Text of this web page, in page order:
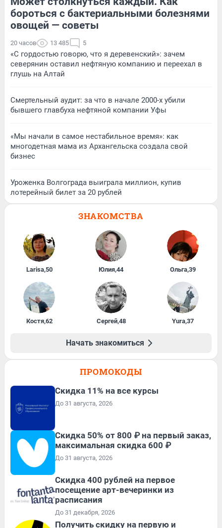
бороться с бактериальными болезнями
овощей — советы
20 часов 13 485 5
«С гордостью говорю, что я деревенский»: зачем
северянин оставил нефтяную компанию и переехал в
глушь на Алтай
Смертельный аудит: за что в начале 2000-х убили
бывшего главбуха нефтяной компании Уфы
«Мы начали в самое нестабильное время»: как
многодетная мама из Архангельска создала свой
бизнес
Уроженка Волгограда выиграла миллион, купив
лотерейный билет за 20 рублей
ЗНАКОМСТВА
Larisa,50 Юлия,44 Ольга,39
Костя,62 Сергей,48 Yura,37
Начать знакомиться
ПРОМОКОДЫ
Скидка 11% на все курсы
До 31 августа, 2026
Скидка 50% от 800 ₽ на первый заказ,
максимальная скидка 600 ₽
До 31 августа, 2026
Cкидка 400 рублей на первое
посещение арт-вечеринки из
расписания
До 31 декабря, 2026
Получить скидку на первую и